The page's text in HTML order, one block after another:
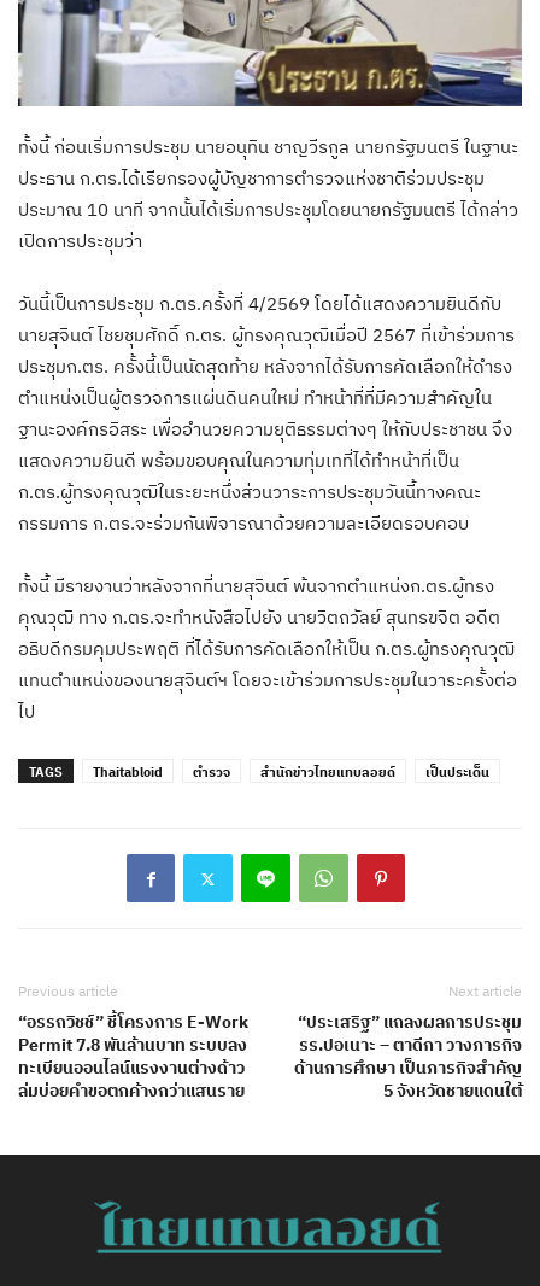
ทั้งนี้ ก่อนเริ่มการประชุม นายอนุทิน ชาญวีรกูล นายกรัฐมนตรี ในฐานะ
ประธาน ก.ตร.ได้เรียกรองผู้บัญชาการตำรวจแห่งชาติร่วมประชุม
ประมาณ 10 นาที จากนั้นได้เริ่มการประชุมโดยนายกรัฐมนตรี ได้กล่าว
เปิดการประชุมว่า
วันนี้เป็นการประชุม ก.ตร.ครั้งที่ 4/2569 โดยได้แสดงความยินดีกับ
นายสุจินต์ ไชยชุมศักดิ์ ก.ตร. ผู้ทรงคุณวุฒิเมื่อปี 2567 ที่เข้าร่วมการ
ประชุมก.ตร. ครั้งนี้เป็นนัดสุดท้าย หลังจากได้รับการคัดเลือกให้ดำรง
ตำแหน่งเป็นผู้ตรวจการแผ่นดินคนใหม่ ทำหน้าที่ที่มีความสำคัญใน
ฐานะองค์กรอิสระ เพื่ออำนวยความยุติธรรมต่างๆ ให้กับประชาชน จึง
แสดงความยินดี พร้อมขอบคุณในความทุ่มเทที่ได้ทำหน้าที่เป็น
ก.ตร.ผู้ทรงคุณวุฒิในระยะหนึ่งส่วนวาระการประชุมวันนี้ทางคณะ
กรรมการ ก.ตร.จะร่วมกันพิจารณาด้วยความละเอียดรอบคอบ
ทั้งนี้ มีรายงานว่าหลังจากที่นายสุจินต์ พ้นจากตำแหน่งก.ตร.ผู้ทรง
คุณวุฒิ ทาง ก.ตร.จะทำหนังสือไปยัง นายวิตถวัลย์ สุนทรขจิต อดีต
อธิบดีกรมคุมประพฤติ ที่ได้รับการคัดเลือกให้เป็น ก.ตร.ผู้ทรงคุณวุฒิ
แทนตำแหน่งของนายสุจินต์ฯ โดยจะเข้าร่วมการประชุมในวาระครั้งต่อ
ไป
TAGS Thaitabloid ตำรวจ สำนักข่าวไทยแทบลอยด์ เป็นประเด็น
Previous article
“อรรถวิชช์” ชี้โครงการ E-Work
Permit 7.8 พันล้านบาท ระบบลง
ทะเบียนออนไลน์แรงงานต่างด้าว
ล่มบ่อยคำขอตกค้างกว่าแสนราย
Next article
“ประเสริฐ” แถลงผลการประชุม
รร.ปอเนาะ – ตาดีกา วางภารกิจ
ด้านการศึกษา เป็นภารกิจสำคัญ
5 จังหวัดชายแดนใต้